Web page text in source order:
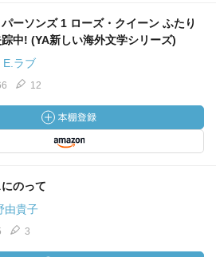
ーソンズ 1 ローズ・クイーン ふたり
中! (YA新しい海外文学シリーズ)
E.ラブ
12
のって
由貴子
3